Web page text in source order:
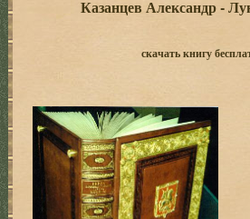
Казанцев Александр -
скачать книгу